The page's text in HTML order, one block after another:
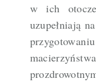
w ich
uzupełniają